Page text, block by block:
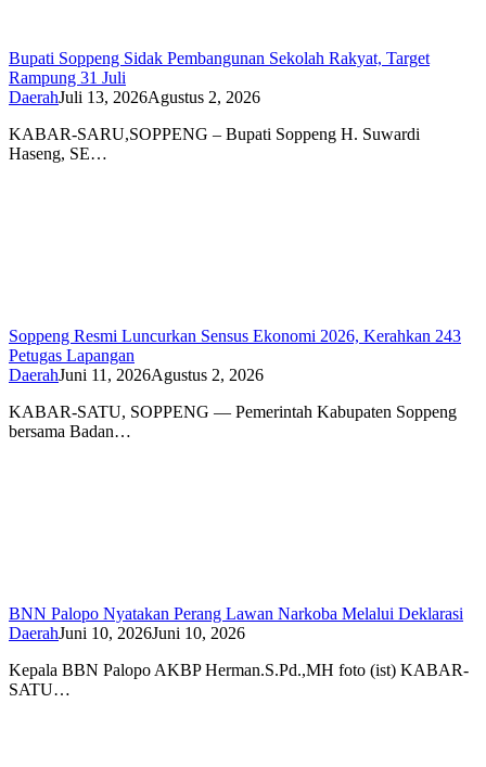
Bupati Soppeng Sidak Pembangunan Sekolah Rakyat, Target
Rampung 31 Juli
DaerahJuli 13, 2026Agustus 2, 2026
KABAR-SARU,SOPPENG – Bupati Soppeng H. Suwardi
Haseng, SE…
Soppeng Resmi Luncurkan Sensus Ekonomi 2026, Kerahkan 243
Petugas Lapangan
DaerahJuni 11, 2026Agustus 2, 2026
KABAR-SATU, SOPPENG — Pemerintah Kabupaten Soppeng
bersama Badan…
BNN Palopo Nyatakan Perang Lawan Narkoba Melalui Deklarasi
DaerahJuni 10, 2026Juni 10, 2026
Kepala BBN Palopo AKBP Herman.S.Pd.,MH foto (ist) KABAR-
SATU…